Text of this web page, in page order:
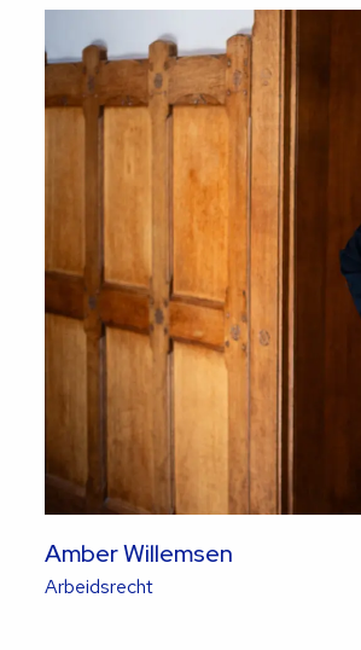
Amber Willemsen
ArbeidsrechtLees